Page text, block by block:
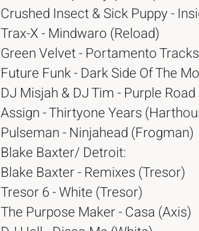
Crushed Insect & Sick Puppy -
Trax-X - Mindwaro (Reload)
Green Velvet - Portamento
Future Funk - Dark Side Of The
DJ Misjah & DJ Tim - Purple Road
Assign - Thirtyone Years
Pulseman - Ninjahead (Frogman)
Blake Baxter/ Detroit:
Blake Baxter - Remixes (Tresor)
Tresor 6 - White (Tresor)
The Purpose Maker - Casa (Axis)